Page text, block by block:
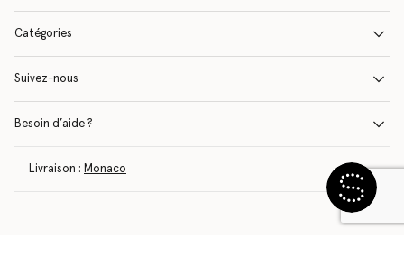
Catégories
Suivez-nous
Besoin d’aide ?
Livraison : Monaco